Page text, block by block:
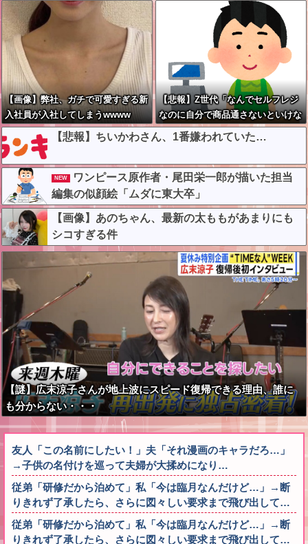
【画像】弊社、ガチで可愛すぎる新
入社員が入社してしまうwwww
【悲報】Z世代「なんでセルフレジ
なのに自分で商品通さないといけな
いんだ」
【悲報】ちいかわさん、1番嫌われていた…
NEW
ワンピース原作者・尾田栄一郎が描いた担当
編集の似顔絵「ムダに東大卒」
【画像】あのちゃん、最新の太ももがあまりにも
シコすぎる件
【謎】広末涼子さんが地上波にスピード復帰できる理由、誰に
も分からない・・・
友人「この名前にしたい！」夫「それ漫画のキャラだろ…」
→子供の名付けを巡って夫婦が大揉めになり…
従弟「研修だから泊めて」私「今は臨月なんだけど…」→断
りきれず了承したら、さらに図々しい要求まで飛び出して…
従弟「研修だから泊めて」私「今は臨月なんだけど…」→断
りきれず了承したら、さらに図々しい要求まで飛び出して…